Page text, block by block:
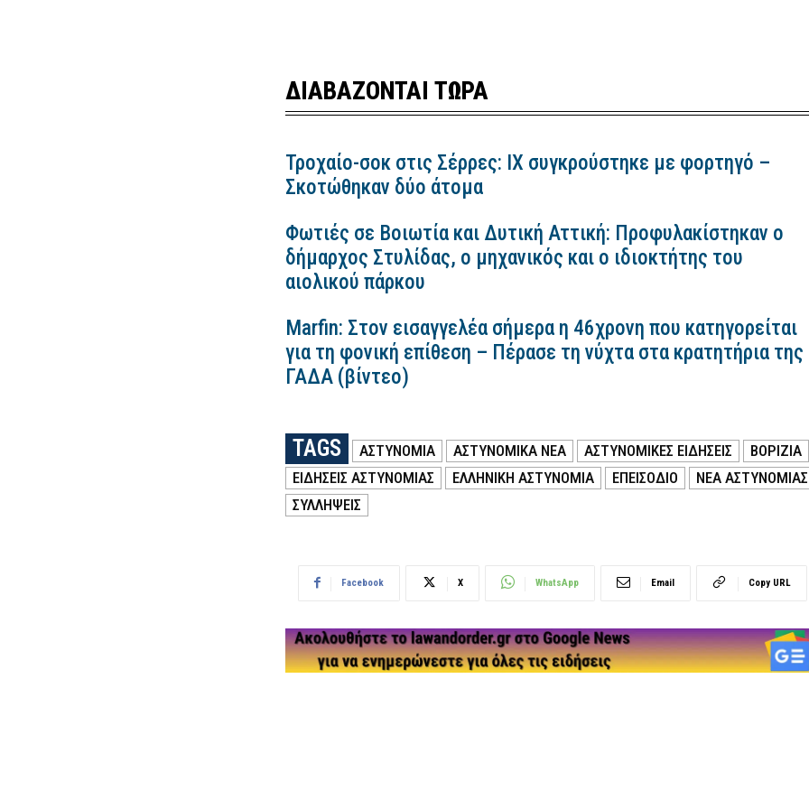
ΔΙΑΒΑΖΟΝΤΑΙ ΤΩΡΑ
Τροχαίο-σοκ στις Σέρρες: ΙΧ συγκρούστηκε με φορτηγό –
Σκοτώθηκαν δύο άτομα
Φωτιές σε Βοιωτία και Δυτική Αττική: Προφυλακίστηκαν ο
δήμαρχος Στυλίδας, ο μηχανικός και ο ιδιοκτήτης του
αιολικού πάρκου
Marfin: Στον εισαγγελέα σήμερα η 46χρονη που κατηγορείται
για τη φονική επίθεση – Πέρασε τη νύχτα στα κρατητήρια της
ΓΑΔΑ (βίντεο)
TAGS ΑΣΤΥΝΟΜΙΑ ΑΣΤΥΝΟΜΙΚΑ ΝΕΑ ΑΣΤΥΝΟΜΙΚΕΣ ΕΙΔΗΣΕΙΣ
ΒΟΡΙΖΙΑ
ΕΙΔΗΣΕΙΣ ΑΣΤΥΝΟΜΙΑΣ
ΕΛΛΗΝΙΚΗ ΑΣΤΥΝΟΜΙΑ ΕΠΕΙΣΟΔΙΟ
ΝΕΑ ΑΣΤΥΝΟΜΙΑΣ
ΣΥΛΛΗΨΕΙΣ
Facebook X WhatsApp Email Copy URL